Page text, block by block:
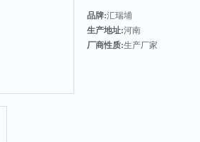
品牌:汇瑞埔
生产地址:河南
厂商性质:生产厂家